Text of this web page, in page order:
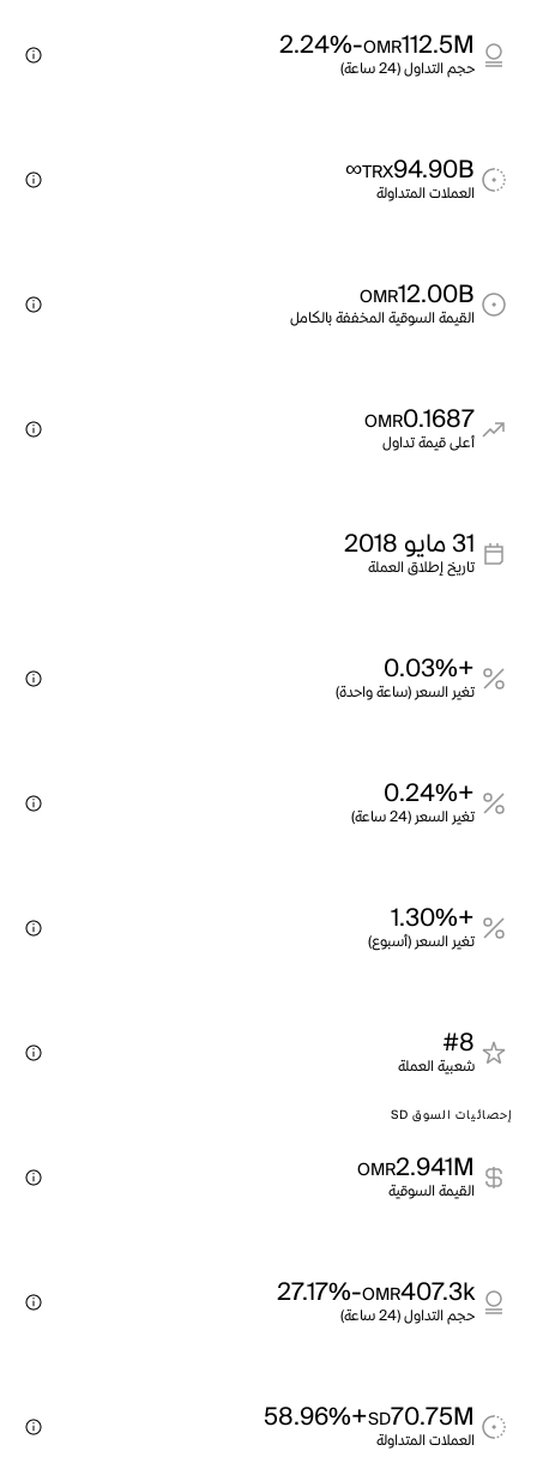
112.5M
OMR
-2.24%
حجم التداول (24 ساعة)
94.90B
TRX
∞
العملات المتداولة
12.00B
OMR
القيمة السوقية المخففة بالكامل
0.1687
OMR
أعلى قيمة تداول
31 مايو 2018
تاريخ إطلاق العملة
+0.03%
تغير السعر (ساعة واحدة)
+0.24%
تغير السعر (24 ساعة)
+1.30%
تغير السعر (أسبوع)
#8
شعبية العملة
إحصائيات السوق SD
2.941M
OMR
القيمة السوقية
407.3k
OMR
-27.17%
حجم التداول (24 ساعة)
70.75M
SD
+58.96%
العملات المتداولة